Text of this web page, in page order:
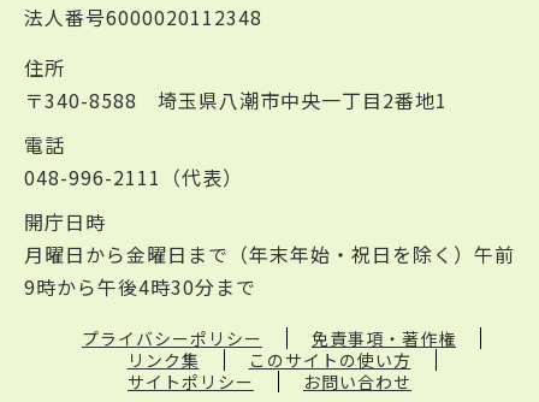
法人番号6000020112348
住所
〒340-8588 埼玉県八潮市中央一丁目2番地1
電話
048-996-2111（代表）
開庁日時
月曜日から金曜日まで（年末年始・祝日を除く）午前
9時から午後4時30分まで
プライバシーポリシー
免責事項・著作権
リンク集
このサイトの使い方
サイトポリシー
お問い合わせ